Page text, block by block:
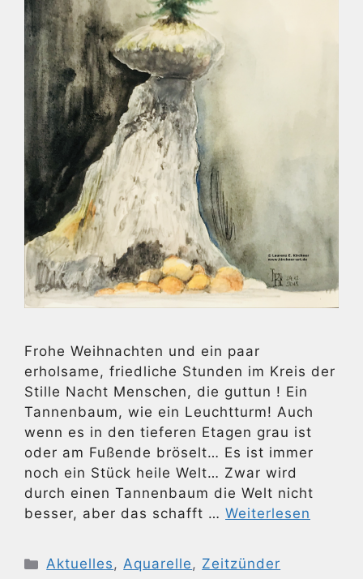
Frohe Weihnachten und ein paar
erholsame, friedliche Stunden im Kreis der
Stille Nacht Menschen, die guttun ! Ein
Tannenbaum, wie ein Leuchtturm! Auch
wenn es in den tieferen Etagen grau ist
oder am Fußende bröselt… Es ist immer
noch ein Stück heile Welt… Zwar wird
durch einen Tannenbaum die Welt nicht
besser, aber das schafft … Weiterlesen
Kategorien
Aktuelles,Aquarelle, Zeitzünder